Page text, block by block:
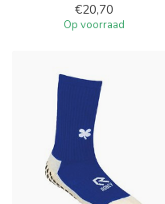
€20,70
Op voorraad